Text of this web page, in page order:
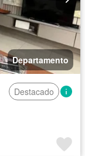
Departamento
Destacado